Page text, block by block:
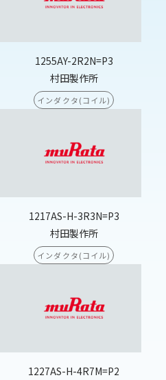
1255AY-2R2N=P3
村田製作所
インダクタ(コイル)
1217AS-H-3R3N=P3
村田製作所
インダクタ(コイル)
1227AS-H-4R7M=P2